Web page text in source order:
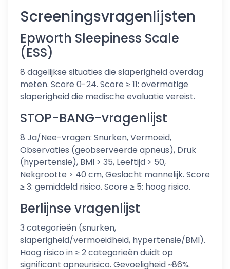
Screeningsvragenlijsten
Epworth Sleepiness Scale
(ESS)
8 dagelijkse situaties die slaperigheid overdag
meten. Score 0-24. Score ≥ 11: overmatige
slaperigheid die medische evaluatie vereist.
STOP-BANG-vragenlijst
8 Ja/Nee-vragen: Snurken, Vermoeid,
Observaties (geobserveerde apneus), Druk
(hypertensie), BMI > 35, Leeftijd > 50,
Nekgrootte > 40 cm, Geslacht mannelijk. Score
≥ 3: gemiddeld risico. Score ≥ 5: hoog risico.
Berlijnse vragenlijst
3 categorieën (snurken,
slaperigheid/vermoeidheid, hypertensie/BMI).
Hoog risico in ≥ 2 categorieën duidt op
significant apneurisico. Gevoeligheid ~86%.